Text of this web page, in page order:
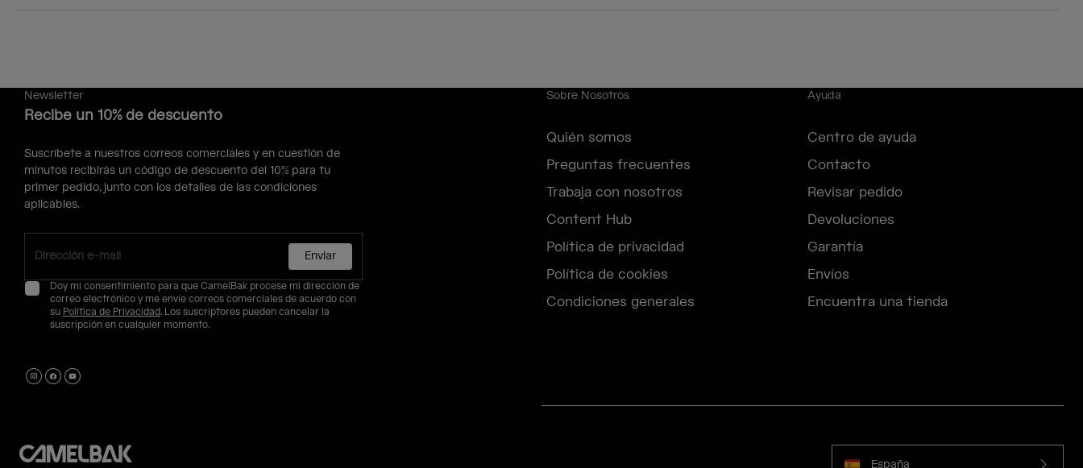
Newsletter
Recibe un 10% de descuento
Suscríbete a nuestros correos comerciales y en cuestión de
minutos recibirás un código de descuento del 10% para tu
primer pedido, junto con los detalles de las condiciones
aplicables.
Enviar
Doy mi consentimiento para que CamelBak procese mi dirección de
correo electrónico y me envíe correos comerciales de acuerdo con
su Política de Privacidad. Los suscriptores pueden cancelar la
suscripción en cualquier momento.
Sobre Nosotros
Quién somos
Preguntas frecuentes
Trabaja con nosotros
Content Hub
Política de privacidad
Política de cookies
Condiciones generales
Ayuda
Centro de ayuda
Contacto
Revisar pedido
Devoluciones
Garantía
Envíos
Encuentra una tienda
España